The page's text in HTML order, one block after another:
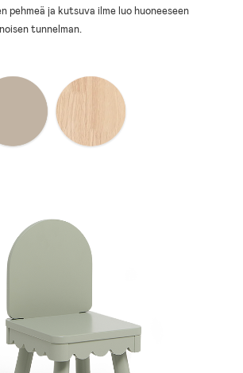
pehmeä ja kutsuva ilme luo huoneeseen
tunnelman.